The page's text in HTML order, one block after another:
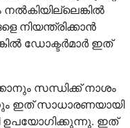
നിയന്ത്രിക്കാൻ
ഡോക്ടർമാർ ഇത്
സന്ധിക്ക് നാശം
ഇത് സാധാരണയായി
ഉപയോഗിക്കുന്നു. ഇത്